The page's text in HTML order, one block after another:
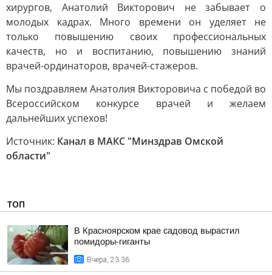
хирургов, Анатолий Викторович не забывает о
молодых кадрах. Много времени он уделяет не
только повышению своих профессиональных
качеств, но и воспитанию, повышению знаний
врачей-ординаторов, врачей-стажеров.
Мы поздравляем Анатолия Викторовича с победой во
Всероссийском конкурсе врачей и желаем
дальнейших успехов!
Источник: Канал в МАКС "Минздрав Омской
области"
ТОП
В Красноярском крае садовод вырастил
помидоры-гиганты
Вчера, 23:36